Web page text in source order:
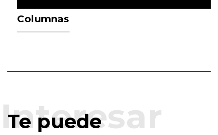
Columnas
Te puede